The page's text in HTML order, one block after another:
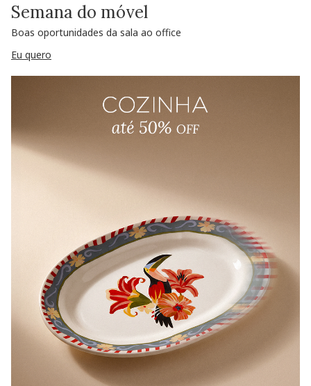
Semana do móvel
Boas oportunidades da sala ao office
Eu quero